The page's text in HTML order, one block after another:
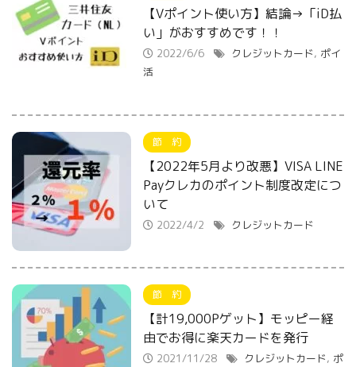
【Vポイント使い方】結論→「iD払
い」がおすすめです！！
2022/6/6 クレジットカード, ポイ
活
節 約
【2022年5月より改悪】VISA LINE
Payクレカのポイント制度改定につ
いて
2022/4/2 クレジットカード
節 約
【計19,000Pゲット】モッピー経
由でお得に楽天カードを発行
2021/11/28 クレジットカード, ポ